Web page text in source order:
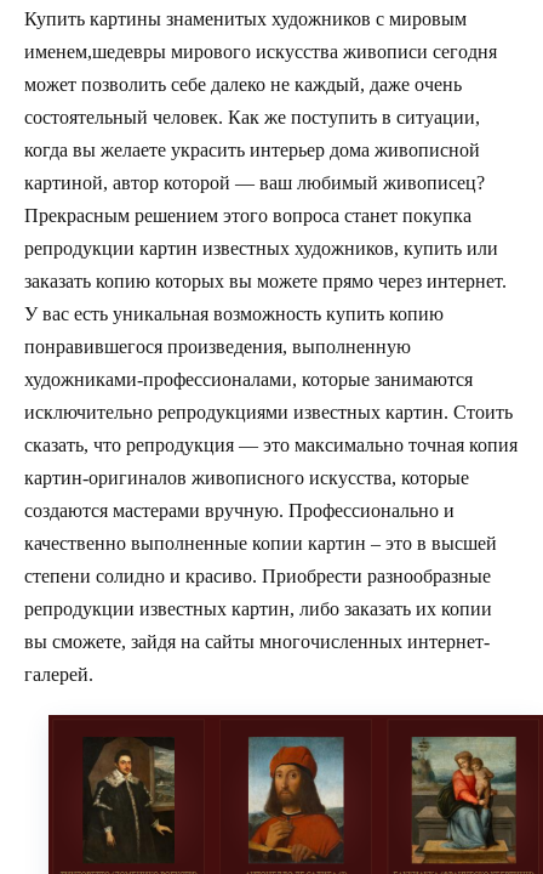
Купить картины знаменитых художников с мировым
именем,шедевры мирового искусства живописи сегодня
может позволить себе далеко не каждый, даже очень
состоятельный человек. Как же поступить в ситуации,
когда вы желаете украсить интерьер дома живописной
картиной, автор которой — ваш любимый живописец?
Прекрасным решением этого вопроса станет покупка
репродукции картин известных художников, купить или
заказать копию которых вы можете прямо через интернет.
У вас есть уникальная возможность купить копию
понравившегося произведения, выполненную
художниками-профессионалами, которые занимаются
исключительно репродукциями известных картин. Стоить
сказать, что репродукция — это максимально точная копия
картин-оригиналов живописного искусства, которые
создаются мастерами вручную. Профессионально и
качественно выполненные копии картин – это в высшей
степени солидно и красиво. Приобрести разнообразные
репродукции известных картин, либо заказать их копии
вы сможете, зайдя на сайты многочисленных интернет-
галерей.